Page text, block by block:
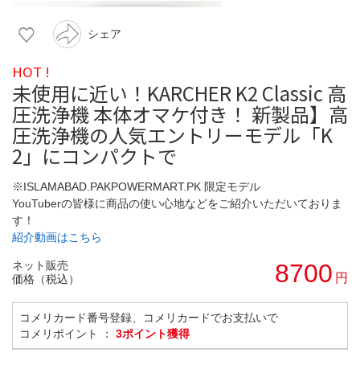
シェア
HOT !
未使用に近い！KARCHER K2 Classic 高
圧洗浄機 本体オマケ付き！ 新製品】高
圧洗浄機の人気エントリーモデル「K
2」にコンパクトで
※ISLAMABAD.PAKPOWERMART.PK 限定モデル
YouTuberの皆様に商品の使い心地などをご紹介いただいておりま
す！
紹介動画はこちら
ネット販売
価格（税込）
8700 円
コメリカード番号登録、コメリカードでお支払いで
コメリポイント ： 3ポイント獲得